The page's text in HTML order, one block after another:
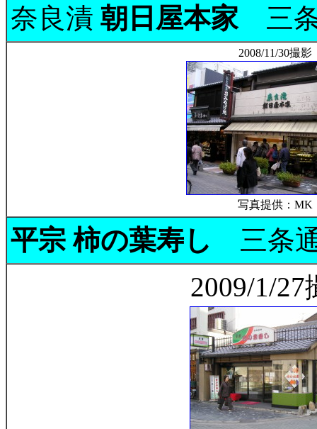
奈良漬 朝日屋本家 三
2008/11/30撮影
写真提供：MK
平宗 柿の葉寿し
三条
2009/1/27